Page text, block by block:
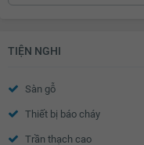
TIỆN NGHI
Sàn gỗ
Thiết bị báo cháy
Trần thạch cao